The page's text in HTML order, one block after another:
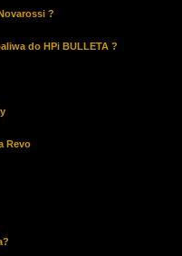
?
do HPi BULLETA ?
Revo